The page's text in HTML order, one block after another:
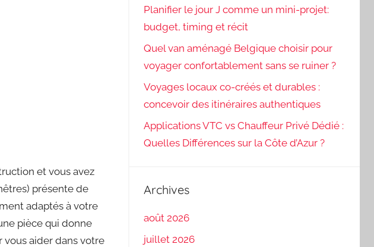
et vous avez
présente de
adaptés à votre
pièce qui donne
vous aider dans votre
Planifier le jour J comme un mini-projet:
budget, timing et récit
Quel van aménagé Belgique choisir pour
voyager confortablement sans se ruiner ?
Voyages locaux co-créés et durables :
concevoir des itinéraires authentiques
Applications VTC vs Chauffeur Privé Dédié :
Quelles Différences sur la Côte d’Azur ?
Archives
août 2026
juillet 2026